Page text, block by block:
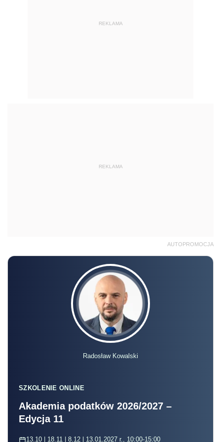
REKLAMA
REKLAMA
AUTOPROMOCJA
Radosław Kowalski
SZKOLENIE ONLINE
Akademia podatków 2026/2027 –
Edycja 11
13.10 | 18.11 | 8.12 | 13.01.2027 r., 10:00-15:00